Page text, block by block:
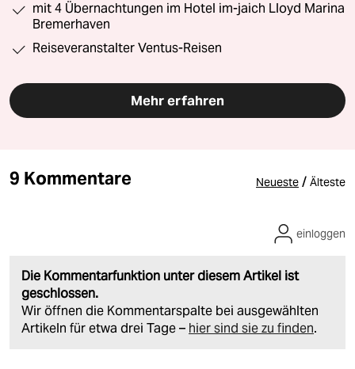
mit 4 Übernachtungen im Hotel im-jaich Lloyd Marina
Bremerhaven
Reiseveranstalter Ventus-Reisen
Mehr erfahren
9 Kommentare Neueste / Älteste
Die Kommentarfunktion unter diesem Artikel ist
geschlossen.
Wir öffnen die Kommentarspalte bei ausgewählten
Artikeln für etwa drei Tage – hier sind sie zu finden.
einloggen